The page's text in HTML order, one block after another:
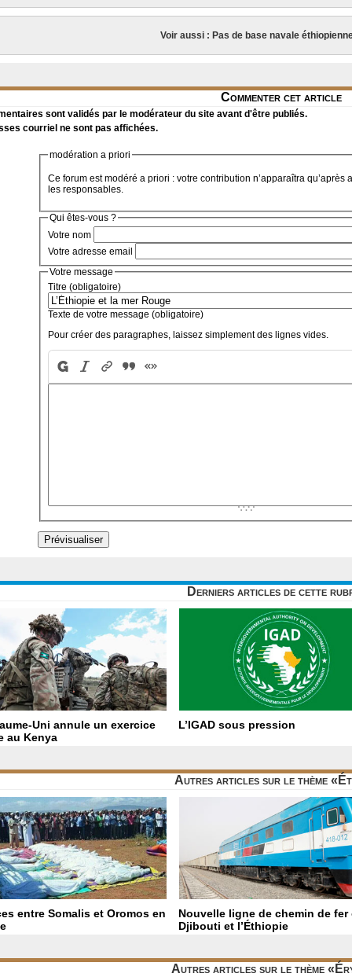
Voir aussi : Pas de base navale
Commenter cet article
sont validés par le modérateur du site avant d'être publiés.
courriel ne sont pas affichées.
modération a priori
Ce forum est modéré a priori : votre contribution n’apparaîtra qu’après
les responsables.
Qui êtes-vous ?
Votre nom
Votre adresse email
Votre message
Titre (obligatoire)
Texte de votre message (obligatoire)
Pour créer des paragraphes, laissez simplement des lignes vides.
Derniers articles de cette
Uni annule un exercice
au Kenya
L’IGAD sous pression
Autres articles sur le thème
entre Somalis et Oromos en
Nouvelle ligne de chemin de fer
Djibouti et l’Éthiopie
Autres articles sur le thème